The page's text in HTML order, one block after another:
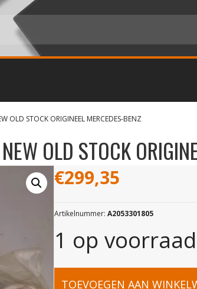
OLD STOCK ORIGINEEL MERCEDES-BENZ
OLD STOCK
€299,35
Artikelnummer: A2053301805
1 op voorraad
TOEVOEGEN AAN